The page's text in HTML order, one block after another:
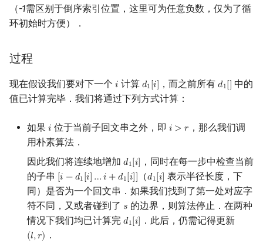
（-1需区别于倒序索引位置，这里可为任意负数，仅为了循
环初始时方便）．
过程
现在假设我们要对下一个 𝑖
i 计算 𝑑1[𝑖]
d1 [i ，而之前所有𝑑1[]
d1
中的
值已计算完毕．我们将通过下列方式计算：
如果 𝑖
i 位于当前子回文串之外，即 𝑖 > 𝑟
i>r
，那么我们调
用朴素算法．
因此我们将连续地增加 𝑑1[𝑖]
d1 [i
，同时在每一步中检查当前
的子串 [𝑖 −𝑑1[𝑖] …𝑖 +𝑑1[𝑖]]
[i −d 1[i ]… i+ d 1[i ]] （𝑑1[𝑖]
d1 [i 表示半径长度，下
同）是否为一个回文串．如果我们找到了第一处对应字
符不同，又或者碰到了 𝑠
s 的边界，则算法停止．在两种
情况下我们均已计算完 𝑑1[𝑖]
d1 [i ．此后，仍需记得更新
(𝑙,𝑟)
(l,r)
．